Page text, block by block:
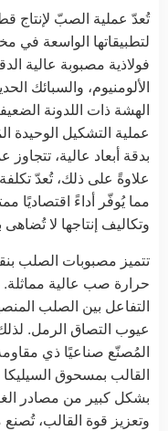
تُعدّ عملية الصبّ لإنتاج
لتطبيقاتها الواسعة في
فولاذية مصبوبة عالية
الألومنيوم، والسبائك
الهشة ذات اللدونة
عملية التشكيل الوحيدة
بدقة أبعاد عالية،
علاوةً على ذلك، تُعدّ
مما يُوفّر أداءً اقتصاديًا
وتكاليف إنتاجها لا
تتميز مصبوبات الصلب
حرارة صب عالية مماثلة.
التفاعل بين الصلب
عيوب التصاق الرمل.
المُصنّع صناعيًا ذي
القالب بمسحوق
بشكل كبير من مصادر
وتعزيز قوة القالب،